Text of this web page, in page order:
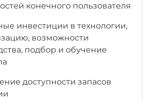
конечного пользователя
инвестиции в технологии,
возможности
подбор и обучение
доступности запасов